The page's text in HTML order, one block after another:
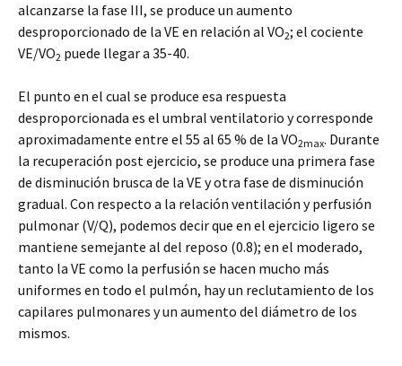
alcanzarse la fase III, se produce un aumento
desproporcionado de la VE en relación al VO2; el cociente
VE/VO2 puede llegar a 35-40.
El punto en el cual se produce esa respuesta
desproporcionada es el umbral ventilatorio y corresponde
aproximadamente entre el 55 al 65 % de la VO2max. Durante
la recuperación post ejercicio, se produce una primera fase
de disminución brusca de la VE y otra fase de disminución
gradual. Con respecto a la relación ventilación y perfusión
pulmonar (V/Q), podemos decir que en el ejercicio ligero se
mantiene semejante al del reposo (0.8); en el moderado,
tanto la VE como la perfusión se hacen mucho más
uniformes en todo el pulmón, hay un reclutamiento de los
capilares pulmonares y un aumento del diámetro de los
mismos.